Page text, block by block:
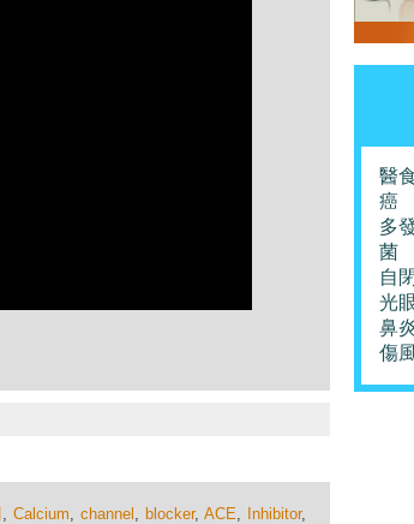
,Calcium, channel , blocker, ACE, Inhibitor,
醫
癌
多
菌
自
光
鼻
傷